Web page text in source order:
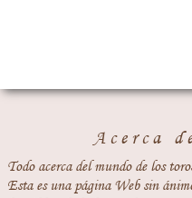
Acerca
Todo acerca del mundo de los
Esta es una página Web sin